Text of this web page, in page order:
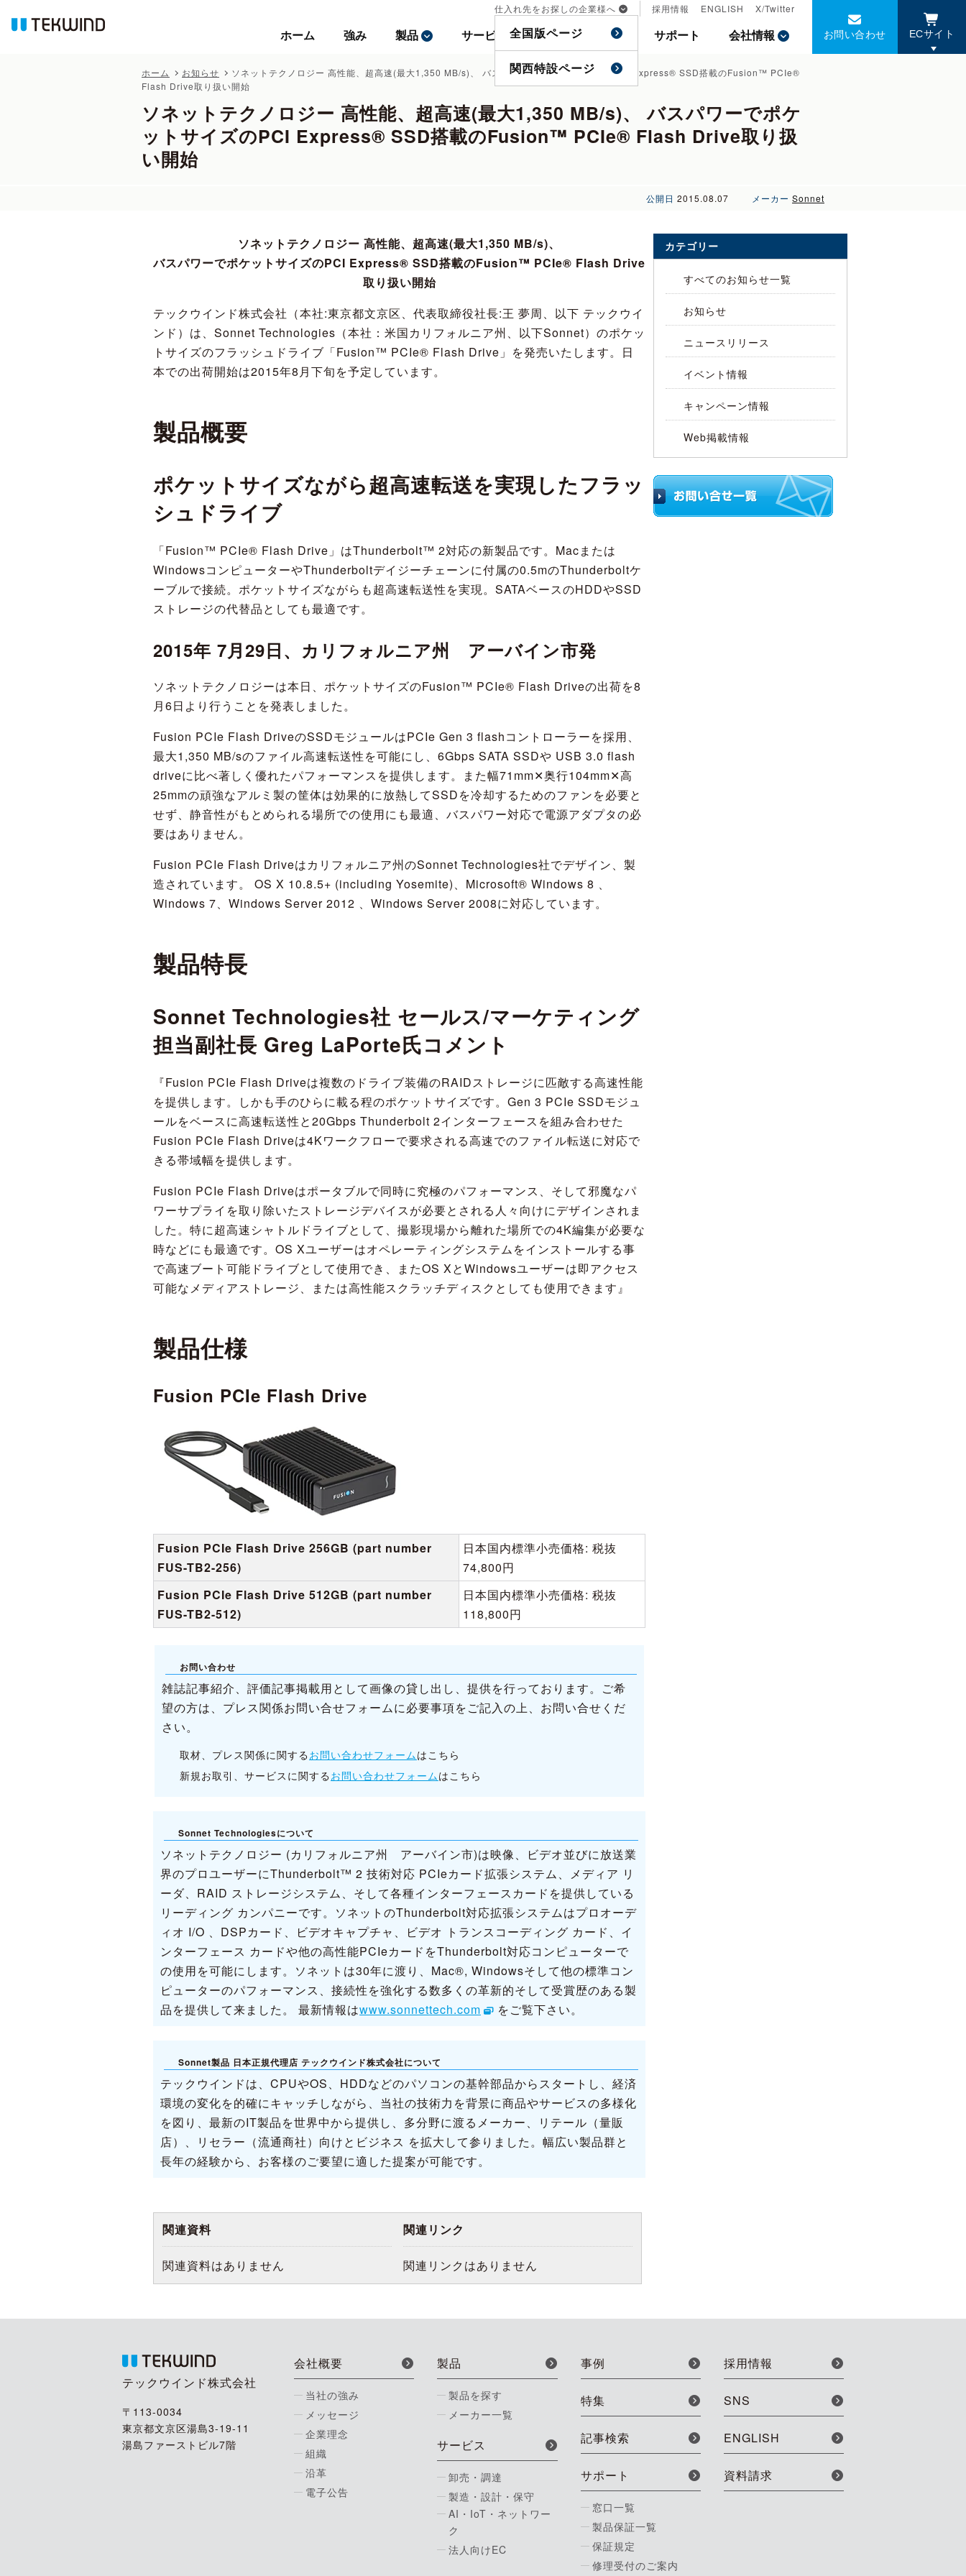
ホーム 強み 製品 サービス 事例 特集 サポート 会社情報
仕入れ先をお探しの企業様へ
全国版ページ
関西特設ページ
採用情報 ENGLISH X/Twitter
お問い合わせ ECサイト
ホーム お知らせ
ソネットテクノロジー 高性能、超高速(最大1,350 MB/s)、 バスパワーでポケットサイズのPCI Express® SSD搭載のFusion™ PCIe®
Flash Drive取り扱い開始
ソネットテクノロジー 高性能、超高速(最大1,350 MB/s)、 バスパワーでポケ
ットサイズのPCI Express® SSD搭載のFusion™ PCIe® Flash Drive取り扱
い開始
公開日 2015.08.07 メーカー Sonnet
ホーム 強み 製品 サービス 事例 特集 サポート 会社情報
仕入れ先をお探しの企業様へ
全国版ページ
関西特設ページ
採用情報 ENGLISH X/Twitter
お問い合わせ ECサイト
ソネットテクノロジー 高性能、超高速(最大1,350 MB/s)、
バスパワーでポケットサイズのPCI Express® SSD搭載のFusion™ PCIe® Flash Drive
取り扱い開始
テックウインド株式会社（本社:東京都文京区、代表取締役社長:王 夢周、以下 テックウイ
ンド）は、Sonnet Technologies（本社：米国カリフォルニア州、以下Sonnet）のポケッ
トサイズのフラッシュドライブ「Fusion™ PCIe® Flash Drive」を発売いたします。日
本での出荷開始は2015年8月下旬を予定しています。
製品概要
ポケットサイズながら超高速転送を実現したフラッ
シュドライブ
「Fusion™ PCIe® Flash Drive」はThunderbolt™ 2対応の新製品です。Macまたは
WindowsコンピューターやThunderboltデイジーチェーンに付属の0.5mのThunderboltケ
ーブルで接続。ポケットサイズながらも超高速転送性を実現。SATAベースのHDDやSSD
ストレージの代替品としても最適です。
2015年 7月29日、カリフォルニア州 アーバイン市発
ソネットテクノロジーは本日、ポケットサイズのFusion™ PCIe® Flash Driveの出荷を8
月6日より行うことを発表しました。
Fusion PCIe Flash DriveのSSDモジュールはPCIe Gen 3 flashコントローラーを採用、
最大1,350 MB/sのファイル高速転送性を可能にし、6Gbps SATA SSDや USB 3.0 flash
driveに比べ著しく優れたパフォーマンスを提供します。また幅71mm✕奥行104mm✕高
25mmの頑強なアルミ製の筐体は効果的に放熱してSSDを冷却するためのファンを必要と
せず、静音性がもとめられる場所での使用にも最適、バスパワー対応で電源アダプタの必
要はありません。
Fusion PCIe Flash Driveはカリフォルニア州のSonnet Technologies社でデザイン、製
造されています。 OS X 10.8.5+ (including Yosemite)、Microsoft® Windows 8 、
Windows 7、Windows Server 2012 、Windows Server 2008に対応しています。
製品特長
Sonnet Technologies社 セールス/マーケティング
担当副社長 Greg LaPorte氏コメント
『Fusion PCIe Flash Driveは複数のドライブ装備のRAIDストレージに匹敵する高速性能
を提供します。しかも手のひらに載る程のポケットサイズです。Gen 3 PCIe SSDモジュ
ールをベースに高速転送性と20Gbps Thunderbolt 2インターフェースを組み合わせた
Fusion PCIe Flash Driveは4Kワークフローで要求される高速でのファイル転送に対応で
きる帯域幅を提供します。
Fusion PCIe Flash Driveはポータブルで同時に究極のパフォーマンス、そして邪魔なパ
ワーサプライを取り除いたストレージデバイスが必要とされる人々向けにデザインされま
した。特に超高速シャトルドライブとして、撮影現場から離れた場所での4K編集が必要な
時などにも最適です。OS Xユーザーはオペレーティングシステムをインストールする事
で高速ブート可能ドライブとして使用でき、またOS XとWindowsユーザーは即アクセス
可能なメディアストレージ、または高性能スクラッチディスクとしても使用できます』
製品仕様
Fusion PCIe Flash Drive
Fusion PCIe Flash Drive 256GB (part number
FUS-TB2-256)
日本国内標準小売価格: 税抜
74,800円
Fusion PCIe Flash Drive 512GB (part number
FUS-TB2-512)
日本国内標準小売価格: 税抜
118,800円
お問い合わせ
雑誌記事紹介、評価記事掲載用として画像の貸し出し、提供を行っております。ご希
望の方は、プレス関係お問い合せフォームに必要事項をご記入の上、お問い合せくだ
さい。
取材、プレス関係に関するお問い合わせフォームはこちら
新規お取引、サービスに関するお問い合わせフォームはこちら
Sonnet Technologiesについて
ソネットテクノロジー (カリフォルニア州 アーバイン市)は映像、ビデオ並びに放送業
界のプロユーザーにThunderbolt™ 2 技術対応 PCIeカード拡張システム、メディア リ
ーダ、RAID ストレージシステム、そして各種インターフェースカードを提供している
リーディング カンパニーです。ソネットのThunderbolt対応拡張システムはプロオーデ
ィオ I/O 、DSPカード、ビデオキャプチャ、ビデオ トランスコーディング カード、イ
ンターフェース カードや他の高性能PCIeカードをThunderbolt対応コンピューターで
の使用を可能にします。ソネットは30年に渡り、Mac®, Windowsそして他の標準コン
ピューターのパフォーマンス、接続性を強化する数多くの革新的そして受賞歴のある製
品を提供して来ました。 最新情報はwww.sonnettech.com をご覧下さい。
Sonnet製品 日本正規代理店 テックウインド株式会社について
テックウインドは、CPUやOS、HDDなどのパソコンの基幹部品からスタートし、経済
環境の変化を的確にキャッチしながら、当社の技術力を背景に商品やサービスの多様化
を図り、最新のIT製品を世界中から提供し、多分野に渡るメーカー、リテール（量販
店）、リセラー（流通商社）向けとビジネス を拡大して参りました。幅広い製品群と
長年の経験から、お客様のご要望に適した提案が可能です。
関連資料
関連資料はありません
関連リンク
関連リンクはありません
カテゴリー
すべてのお知らせ一覧
お知らせ
ニュースリリース
イベント情報
キャンペーン情報
Web掲載情報
テックウインド株式会社
〒113-0034
東京都文京区湯島3-19-11
湯島ファーストビル7階
会社概要
当社の強み
メッセージ
企業理念
組織
沿革
電子公告
製品
製品を探す
メーカー一覧
サービス
卸売・調達
製造・設計・保守
AI・IoT・ネットワー
ク
法人向けEC
事例
特集
記事検索
サポート
窓口一覧
製品保証一覧
保証規定
修理受付のご案内
採用情報
SNS
ENGLISH
資料請求